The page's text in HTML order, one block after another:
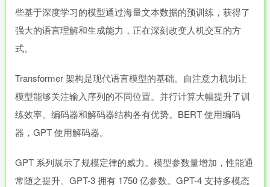
些基于深度学习的模型通过海量文本数据的预训练，获得了
强大的语言理解和生成能力，正在深刻改变人机交互的方
式。
Transformer 架构是现代语言模型的基础。自注意力机制让
模型能够关注输入序列的不同位置。并行计算大幅提升了训
练效率。编码器和解码器结构各有优势。BERT 使用编码
器，GPT 使用解码器。
GPT 系列展示了规模定律的威力。模型参数量增加，性能通
常随之提升。GPT-3 拥有 1750 亿参数。GPT-4 支持多模态